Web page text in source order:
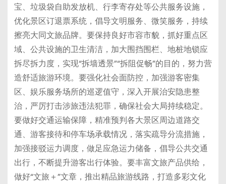
宝、垃圾袋自助发放机、行李寄存处等公共服务设施，
优化景区订退票系统，倡导文明服务、微笑服务，持续
擦亮大同文旅品牌。要保持良好市容市貌，抓好重点区
域、公共设施的卫生清洁，加大围挡围栏、地桩地锁应
拆尽拆力度，实现“拆墙透景”“拆阻促畅”的目的，努力营
造舒适旅游环境。要强化社会面防控，加强游客密集
区、娱乐服务场所的巡逻值守，深入开展治安隐患整
治，严厉打击涉旅违法犯罪，确保社会大局持续稳定。
要做好交通运输保障，精准预判各大景区周边道路交
通、游客接待和停车场承载情况，落实疏导分流措施，
加强接驳运力调度，做足应急运力储备，倡导公共交通
出行，不断提升游客出行体验。要丰富文旅产品供给，
做好“文旅＋”文章，推出精品旅游线路，打造多彩文化